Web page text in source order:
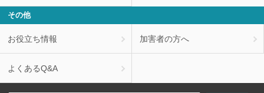
その他
お役立ち情報 加害者の方へ
よくあるQ&A